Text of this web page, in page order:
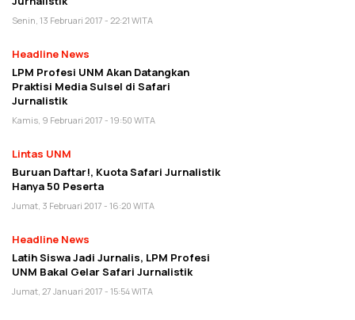
Senin, 13 Februari 2017 - 22:21 WITA
Headline News
LPM Profesi UNM Akan Datangkan
Praktisi Media Sulsel di Safari
Jurnalistik
Kamis, 9 Februari 2017 - 19:50 WITA
Lintas UNM
Buruan Daftar!, Kuota Safari Jurnalistik
Hanya 50 Peserta
Jumat, 3 Februari 2017 - 16:20 WITA
Headline News
Latih Siswa Jadi Jurnalis, LPM Profesi
UNM Bakal Gelar Safari Jurnalistik
Jumat, 27 Januari 2017 - 15:54 WITA